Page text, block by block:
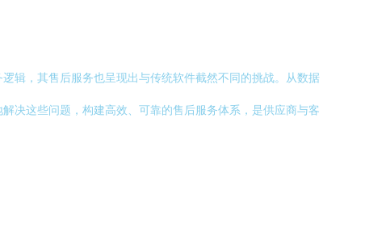
辑，其售后服务也呈现出与传统软件截然不同的挑战。从数据
决这些问题，构建高效、可靠的售后服务体系，是供应商与客